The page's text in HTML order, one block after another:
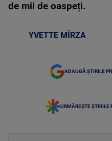
de mii de oaspeți.
YVETTE MÎRZA
ADAUGĂ ȘTIRILE
URMĂREȘTE ȘTIRILE